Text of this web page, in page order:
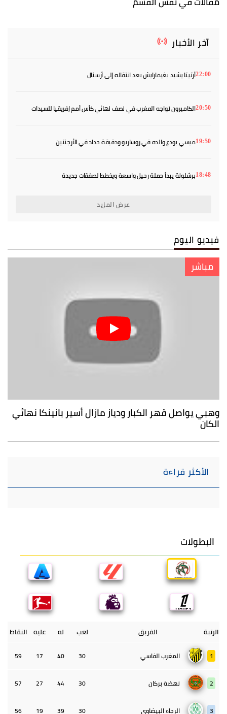
آخر الأخبار
22:00أرتيتا يشيد بغيمارايش بعد انتقاله إلى أرسنال
20:50الكاميرون تواجه المغرب في نصف نهائي كأس أمم إفريقيا للسيدات
19:50ميسي يودع والده في روساريو ودقيقة حداد في الأرجنتين
18:48برشلونة يبدأ حملة رحيل واسعة ويخطط لصفقات جديدة
عرض المزيد
فيديو اليوم
مباشر
وهبي يواصل قهر الكبار ودياز مازال أسير بانينكا نهائي
الكان
الأكثر قراءة
البطولات
الرتبة الفريق لعب له عليه النقاط
1 المغرب الفاسي 30
40
17
59
2 نهضة بركان 30
44
27
57
3 الرجاء البيضاوي 30
39
19
56